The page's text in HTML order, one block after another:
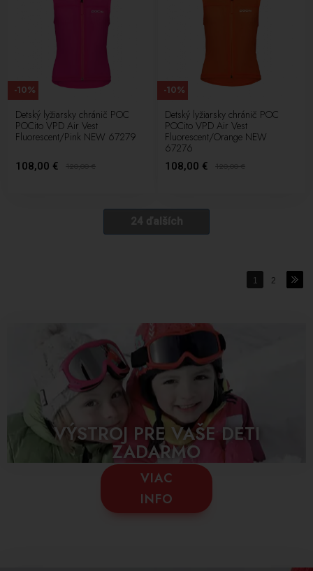
Detský lyžiarsky chránič POC
POCito VPD Air Vest
Fluorescent/Pink NEW 67279
108,00 € 120,00€
-10%
Detský lyžiarsky chránič POC
POCito VPD Air Vest
Fluorescent/Orange NEW
67276
108,00 € 120,00€
-10%
24 ďalších
1 2
VÝSTROJ PRE VAŠE DETI
ZADARMO
VIAC
INFO